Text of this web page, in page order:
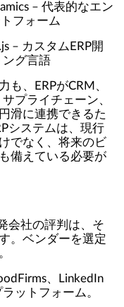
– 代表的なエン
フォーム
– カスタムERP開
グ言語
も、ERPがCRM、
プライチェーン、
滑に連携できるた
システムは、現行
でなく、将来のビ
備えている必要が
会社の評判は、そ
。ベンダーを選定
、LinkedIn
ットフォーム。